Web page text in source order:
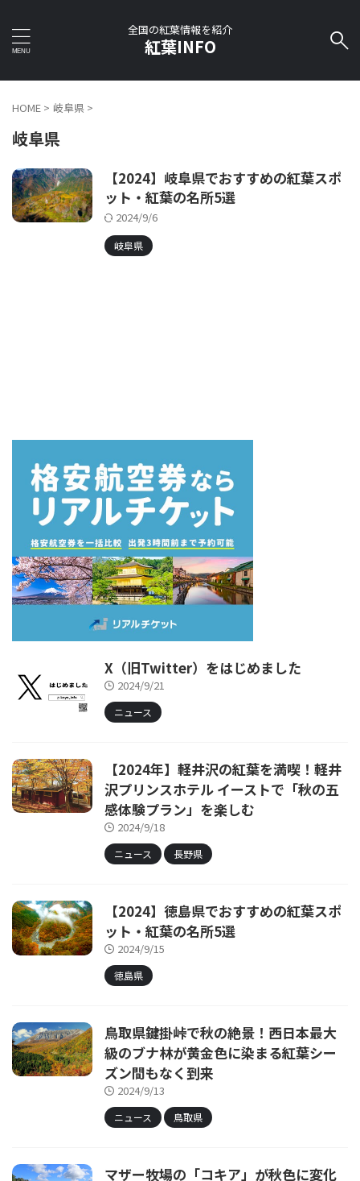
全国の紅葉情報を紹介
紅葉INFO
HOME > 岐阜県 >
岐阜県
【2024】岐阜県でおすすめの紅葉スポ
ット・紅葉の名所5選
2024/9/6
岐阜県
X（旧Twitter）をはじめました
2024/9/21
ニュース
【2024年】軽井沢の紅葉を満喫！軽井
沢プリンスホテル イーストで「秋の五
感体験プラン」を楽しむ
2024/9/18
ニュース 長野県
【2024】徳島県でおすすめの紅葉スポ
ット・紅葉の名所5選
2024/9/15
徳島県
鳥取県鍵掛峠で秋の絶景！西日本最大
級のブナ林が黄金色に染まる紅葉シー
ズン間もなく到来
2024/9/13
ニュース 鳥取県
マザー牧場の「コキア」が秋色に変化